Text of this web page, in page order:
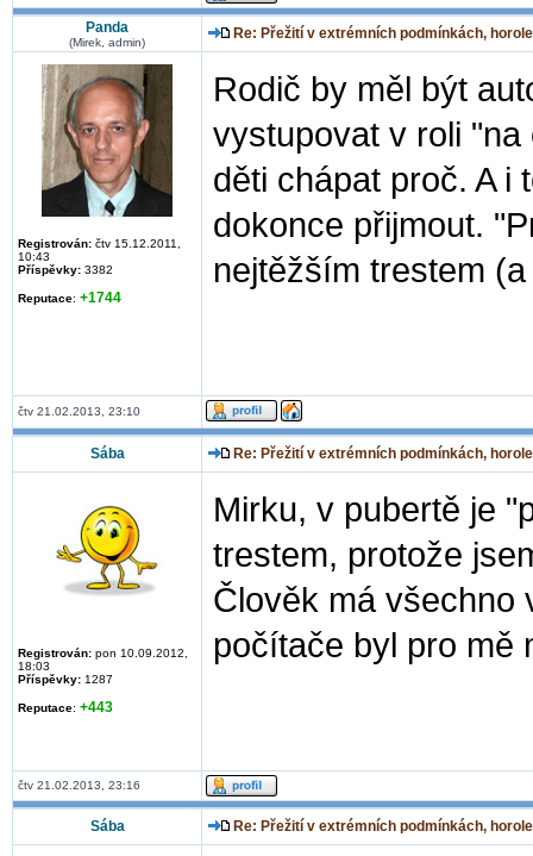
Panda
(Mirek, admin)
Re: Přežití v extrémních podmínkách,
Registrován: čtv 15.12.2011,
10:43
Příspěvky: 3382
Reputace: +1744
Rodič by měl být
vystupovat v roli
děti chápat proč. A i
dokonce přijmout.
nejtěžším trestem
čtv 21.02.2013, 23:10
Sába Re: Přežití v extrémních podmínkách,
Registrován: pon 10.09.2012,
18:03
Příspěvky: 1287
Reputace: +443
Mirku, v pubertě je
trestem, protože
Člověk má všechno
počítače byl pro mě
čtv 21.02.2013, 23:16
Sába Re: Přežití v extrémních podmínkách,